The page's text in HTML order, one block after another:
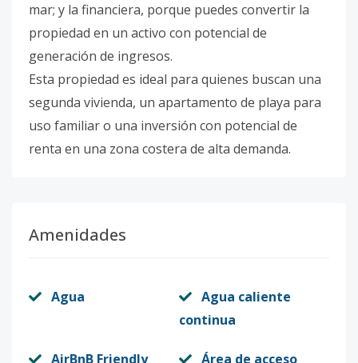
mar; y la financiera, porque puedes convertir la
propiedad en un activo con potencial de
generación de ingresos.
Esta propiedad es ideal para quienes buscan una
segunda vivienda, un apartamento de playa para
uso familiar o una inversión con potencial de
renta en una zona costera de alta demanda.
Amenidades
Agua
Agua caliente
continua
AirBnB Friendly Área de acceso